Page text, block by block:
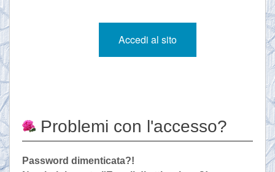
Problemi con l'accesso?
Password dimenticata?!